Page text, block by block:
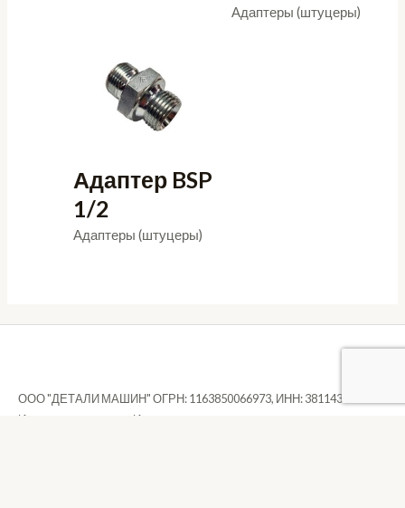
Адаптеры (штуцеры)
Адаптер BSP
1/2
Адаптеры (штуцеры)
ООО "ДЕТАЛИ МАШИН" ОГРН: 1163850066973, ИНН: 3811434371
Иркутская область, г. Иркутск